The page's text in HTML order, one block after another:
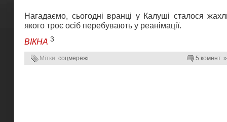
Нагадаємо, сьогодні вранці у Калуші сталося
якого троє осіб перебувають у реанімації.
ВІКНА 3
Мітки: соцмережі 5 комент. »